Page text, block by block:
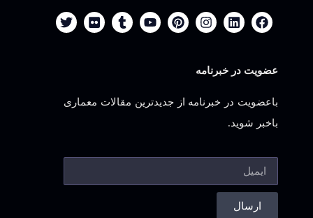
عضویت در خبرنامه
باعضویت در خبرنامه از جدیدترین مقالات معماری
باخبر شوید.
ارسال